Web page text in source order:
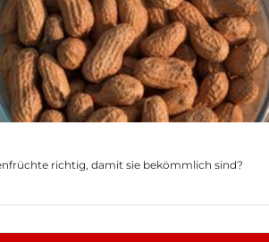
richtig, damit sie bekömmlich sind?